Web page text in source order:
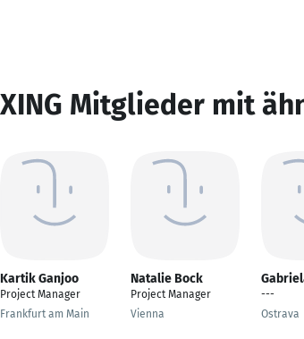
XING Mitglieder mit
Kartik Ganjoo
Project Manager
Frankfurt am Main
Natalie Bock
Project Manager
Vienna
---
Ostrava